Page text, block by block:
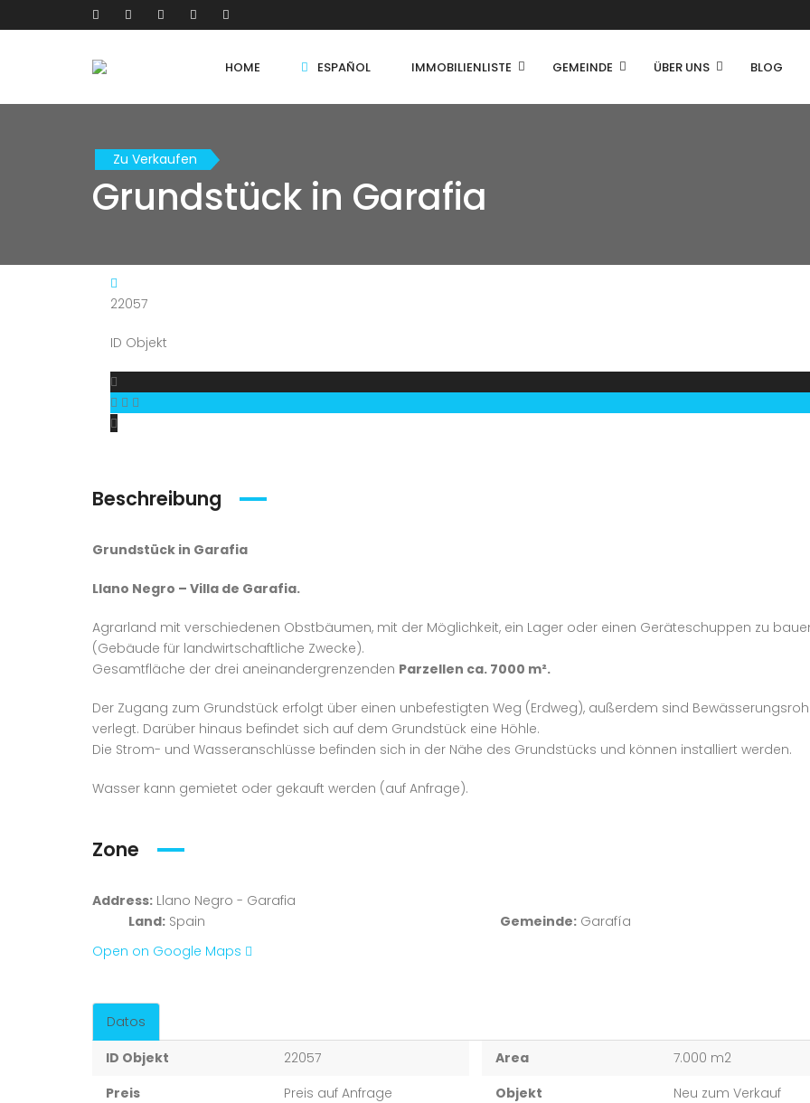
HOME ESPAÑOL IMMOBILIENLISTE GEMEINDE ÜBER UNS BLOG
Zu Verkaufen
Grundstück in Garafia
22057
ID Objekt
Beschreibung
Grundstück in Garafia
Llano Negro – Villa de Garafia.
Agrarland mit verschiedenen Obstbäumen, mit der Möglichkeit, ein Lager oder einen Geräteschuppen zu
(Gebäude für landwirtschaftliche Zwecke).
Gesamtfläche der drei aneinandergrenzenden Parzellen ca. 7000 m².
Der Zugang zum Grundstück erfolgt über einen unbefestigten Weg (Erdweg), außerdem sind
verlegt. Darüber hinaus befindet sich auf dem Grundstück eine Höhle.
Die Strom- und Wasseranschlüsse befinden sich in der Nähe des Grundstücks und können installiert werden.
Wasser kann gemietet oder gekauft werden (auf Anfrage).
Zone
Address: Llano Negro - Garafia
Land: Spain Gemeinde: Garafía
Open on Google Maps
Datos
ID Objekt
22057
Preis
Preis auf Anfrage
Area
7.000 m2
Objekt
Neu zum Verkauf